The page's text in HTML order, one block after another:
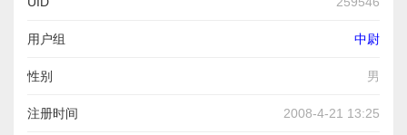
用户组 中尉
性别 男
注册时间 2008-4-21 13:25